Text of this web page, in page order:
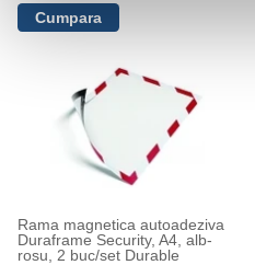
Rama magnetica autoadeziva
Duraframe Security, A4, alb-
rosu, 2 buc/set Durable